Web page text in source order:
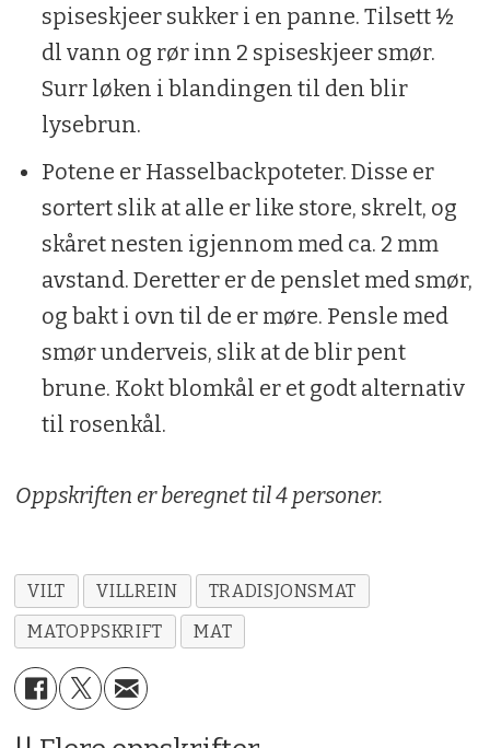
spiseskjeer sukker i en panne. Tilsett ½
dl vann og rør inn 2 spiseskjeer smør.
Surr løken i blandingen til den blir
lysebrun.
Potene er Hasselbackpoteter. Disse er
sortert slik at alle er like store, skrelt, og
skåret nesten igjennom med ca. 2 mm
avstand. Deretter er de penslet med smør,
og bakt i ovn til de er møre. Pensle med
smør underveis, slik at de blir pent
brune. Kokt blomkål er et godt alternativ
til rosenkål.
Oppskriften er beregnet til 4 personer.
VILT VILLREIN
TRADISJONSMAT
MATOPPSKRIFT
MAT